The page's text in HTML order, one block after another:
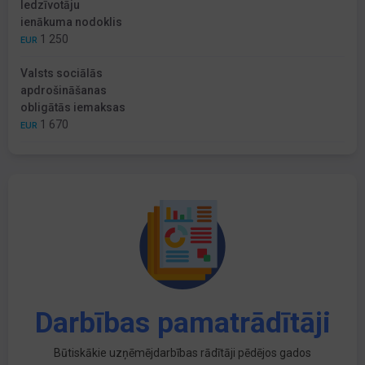
Iedzīvotāju
ienākuma nodoklis
EUR 1 250
Valsts sociālās
apdrošināšanas
obligātās iemaksas
EUR 1 670
Darbības pamatrādītāji
Būtiskākie uzņēmējdarbības rādītāji pēdējos gados